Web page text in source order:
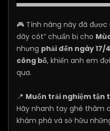
🎮 Tính năng này đã được
dây cót” chuẩn bị cho
nhưng phải đến ngày
công bố, khiến anh em
qua.
📍 Muốn trải nghiệm tận
Hãy nhanh tay ghé thăm
khám phá và sở hữu